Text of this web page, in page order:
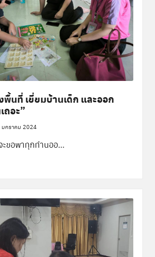
นที่ เยี่ยมบ้านเด็ก และออก
ถอะ”
มกราคม 2024
ะขอพาทุกท่านออ…